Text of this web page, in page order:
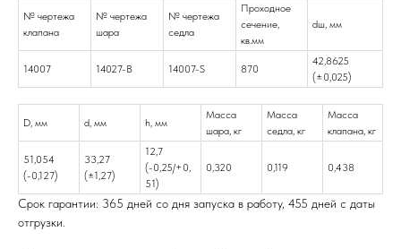
№ чертежа
клапана
№ чертежа
шара
№ чертежа
седла
Проходное
cечение,
кв.мм
dш, мм
14007 14027-B 14007-S 870
42,8625
(±0,025)
D, мм d, мм h, мм
Масса
шара, кг
Масса
седла, кг
Масса
клапана, кг
51,054
(-0,127)
33,27
(±1,27)
12,7
(-0,25/+0,
51)
0,320 0,119 0,438
Срок гарантии: 365 дней со дня запуска в работу, 455 дней с даты
отгрузки.